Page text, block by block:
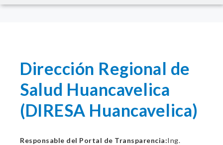
Dirección Regional de
Salud Huancavelica
(DIRESA Huancavelica)
Responsable del Portal de Transparencia:Ing.